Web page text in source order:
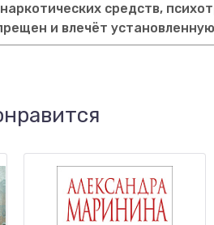
средств,
и влечёт